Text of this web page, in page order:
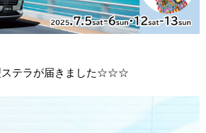
テラが届きました☆☆☆